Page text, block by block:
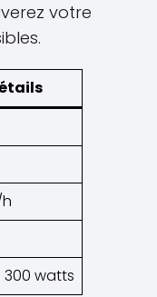
votre
300 watts